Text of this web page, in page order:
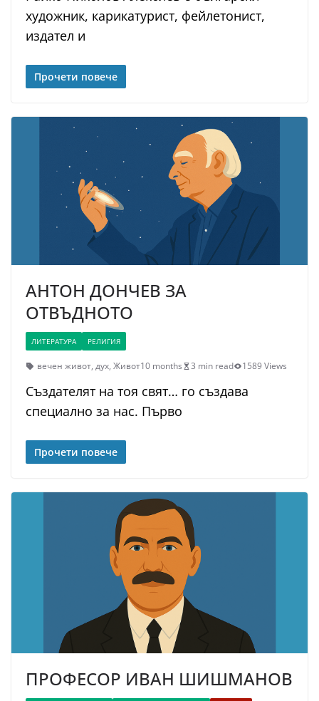
художник, карикатурист, фейлетонист,
издател и
Прочети повече
АНТОН ДОНЧЕВ ЗА
ОТВЪДНОТО
ЛИТЕРАТУРА РЕЛИГИЯ
вечен живот, дух, Живот10 months 3 min read 1589 Views
Създателят на тоя свят… го създава
специално за нас. Първо
Прочети повече
ПРОФЕСОР ИВАН ШИШМАНОВ